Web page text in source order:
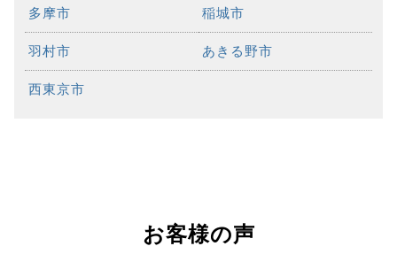
多摩市 稲城市
羽村市 あきる野市
西東京市
お客様の声